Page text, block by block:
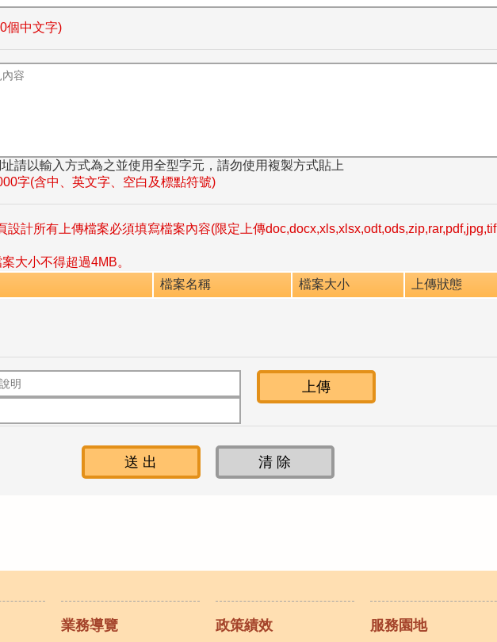
個中文字)
請以輸入方式為之並使用全型字元，請勿使用複製方式貼上
字(含中、英文字、空白及標點符號)
設計所有上傳檔案必須填寫檔案內容(限定上傳doc,docx,xls,xlsx,odt,ods,zip,rar,pdf,jpg,tif
大小不得超過4MB。
檔案名稱 檔案大小 上傳狀態
上傳
業務導覽 政策績效 服務園地